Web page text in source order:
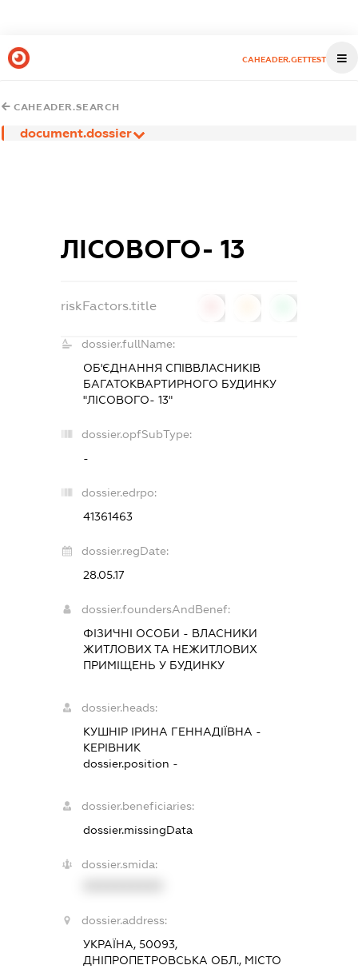
CAHEADER.GETTEST
CAHEADER.SEARCH
document.dossier
ЛІСОВОГО- 13
riskFactors.title
dossier.fullName:
ОБ'ЄДНАННЯ СПІВВЛАСНИКІВ
БАГАТОКВАРТИРНОГО БУДИНКУ
"ЛІСОВОГО- 13"
dossier.opfSubType:
-
dossier.edrpo:
41361463
dossier.regDate:
28.05.17
dossier.foundersAndBenef:
ФІЗИЧНІ ОСОБИ - ВЛАСНИКИ
ЖИТЛОВИХ ТА НЕЖИТЛОВИХ
ПРИМІЩЕНЬ У БУДИНКУ
dossier.heads:
КУШНІР ІРИНА ГЕННАДІЇВНА -
КЕРІВНИК
dossier.position -
dossier.beneficiaries:
dossier.missingData
dossier.smida:
dossier.address:
УКРАЇНА, 50093,
ДНІПРОПЕТРОВСЬКА ОБЛ., МІСТО